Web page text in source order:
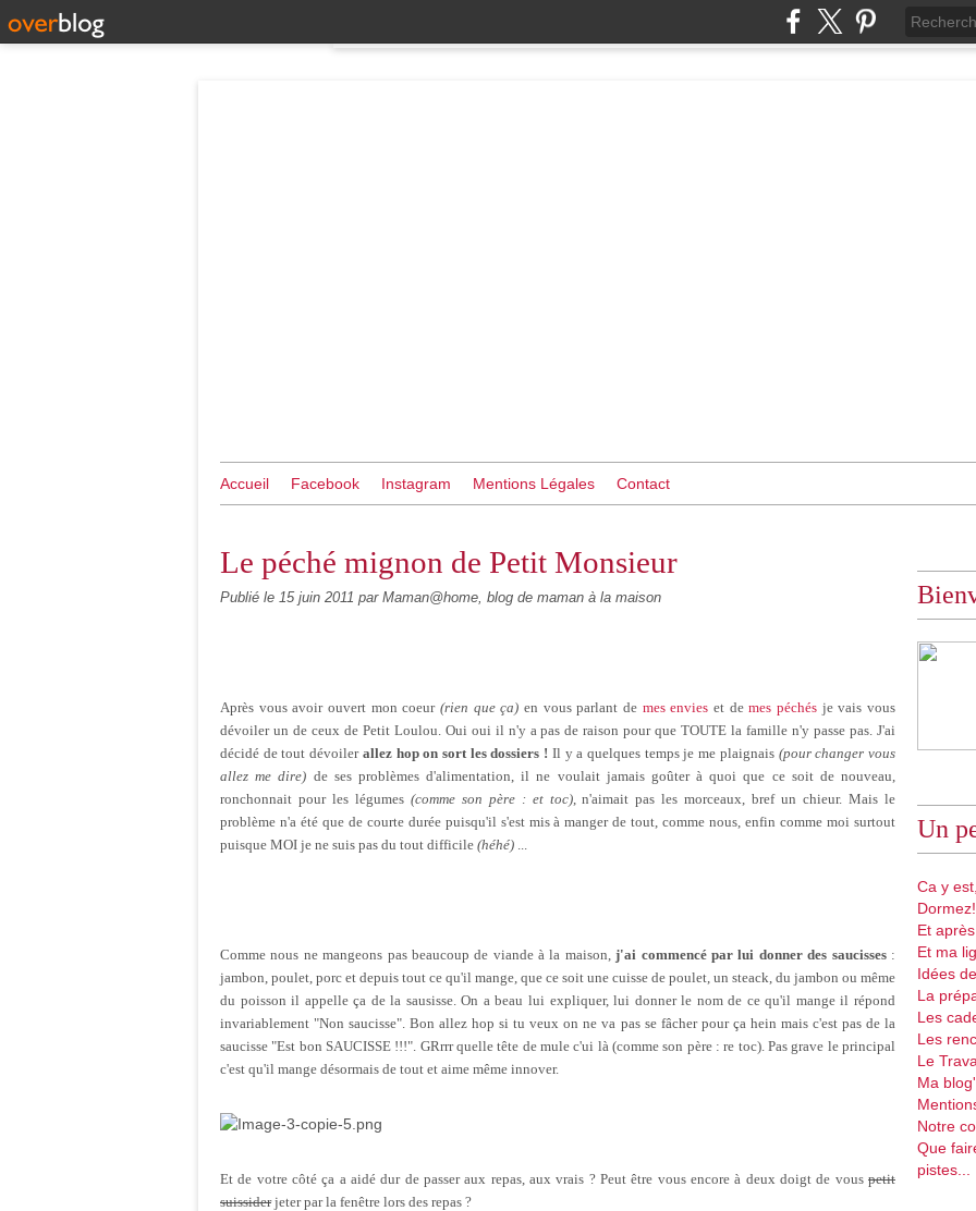
Accueil Facebook Instagram Mentions Légales Contact
Le péché mignon de Petit Monsieur
Publié le 15 juin 2011 par Maman@home, blog de maman à la maison
Après vous avoir ouvert mon coeur (rien que ça) en vous parlant de mes envies et demes péchés je vais vous
dévoiler un de ceux de Petit Loulou. Oui oui il n'y a pas de raison pour que TOUTE la famille n'y passe pas. J'ai
décidé de tout dévoiler allez hop on sort les dossiers ! Il y a quelques temps je me plaignais (pour changer vous
allez me dire) de ses problèmes d'alimentation, il ne voulait jamais goûter à quoi que ce soit de nouveau,
ronchonnait pour les légumes (comme son père : et toc), n'aimait pas les morceaux, bref un chieur. Mais le
problème n'a été que de courte durée puisqu'il s'est mis à manger de tout, comme nous, enfin comme moi surtout
puisque MOI je ne suis pas du tout difficile (héhé) ...
Comme nous ne mangeons pas beaucoup de viande à la maison,j'ai commencé par lui donner des saucisses:
jambon, poulet, porc et depuis tout ce qu'il mange, que ce soit une cuisse de poulet, un steack, du jambon ou même
du poisson il appelle ça de la sausisse. On a beau lui expliquer, lui donner le nom de ce qu'il mange il répond
invariablement "Non saucisse". Bon allez hop si tu veux on ne va pas se fâcher pour ça hein mais c'est pas de la
saucisse "Est bon SAUCISSE !!!". GRrrr quelle tête de mule c'ui là (comme son père : re toc). Pas grave le principal
c'est qu'il mange désormais de tout et aime même innover.
Et de votre côté ça a aidé dur de passer aux repas, aux vrais ? Peut être vous encore à deux doigt de vous petit
suissiderjeter par la fenêtre lors des repas ?
Un
Ca y
Dormez!
Et
Et ma
Idées
La
Les
Les
Le
Ma
Notre
Que
pistes...